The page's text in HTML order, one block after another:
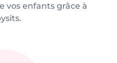
vos enfants grâce à